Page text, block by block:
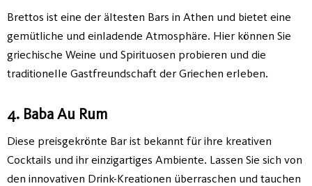
Brettos ist eine der ältesten Bars in Athen und bietet eine
gemütliche und einladende Atmosphäre. Hier können Sie
griechische Weine und Spirituosen probieren und die
traditionelle Gastfreundschaft der Griechen erleben.
4. Baba Au Rum
Diese preisgekrönte Bar ist bekannt für ihre kreativen
Cocktails und ihr einzigartiges Ambiente. Lassen Sie sich von
den innovativen Drink-Kreationen überraschen und tauchen